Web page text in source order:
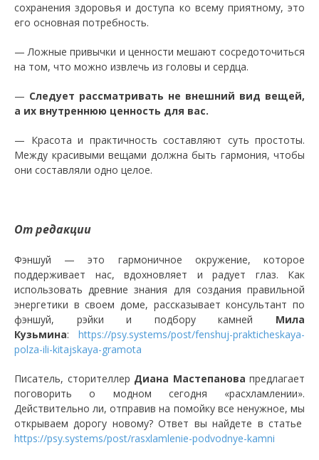
сохранения здоровья и доступа ко всему приятному, это
его основная потребность.
— Ложные привычки и ценности мешают сосредоточиться
на том, что можно извлечь из головы и сердца.
— Следует рассматривать не внешний вид вещей,
а их внутреннюю ценность для вас.
— Красота и практичность составляют суть простоты.
Между красивыми вещами должна быть гармония, чтобы
они составляли одно целое.
От редакции
Фэншуй — это гармоничное окружение, которое
поддерживает нас, вдохновляет и радует глаз. Как
использовать древние знания для создания правильной
энергетики в своем доме, рассказывает консультант по
фэншуй, рэйки и подбору камней Мила
Кузьмина: https://psy.systems/post/fenshuj-prakticheskaya-
polza-ili-kitajskaya-gramota
Писатель, сторителлер Диана Мастепанова предлагает
поговорить о модном сегодня «расхламлении».
Действительно ли, отправив на помойку все ненужное, мы
открываем дорогу новому? Ответ вы найдете в статье
https://psy.systems/post/rasxlamlenie-podvodnye-kamni